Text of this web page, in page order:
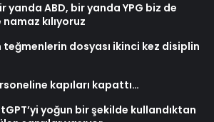
yanda ABD, bir yanda YPG biz de
kılıyoruz
teğmenlerin dosyası ikinci kez disiplin
kapıları kapattı…
yoğun bir şekilde kullandıktan